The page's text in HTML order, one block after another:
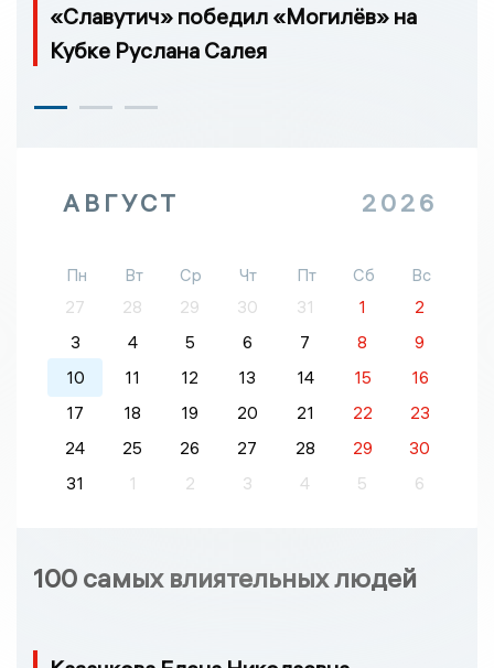
«Славутич» победил «Могилёв» на
Кубке Руслана Салея
АВГУСТ 2026
Пн Вт Ср Чт Пт Сб
Вс
27
28 29 30 31 1
2
3
4 5 6 7 8
9
10
11 12 13 14 15
16
17
18 19 20 21 22
23
24
25 26 27 28 29
30
31
1 2 3 4 5 6
100 самых влиятельных людей